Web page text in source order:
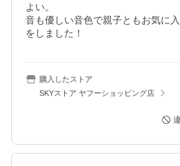
よい。
音も優しい音色で親子ともお気に
をしました！
購入したストア
SKYストア ヤフーショッピング店